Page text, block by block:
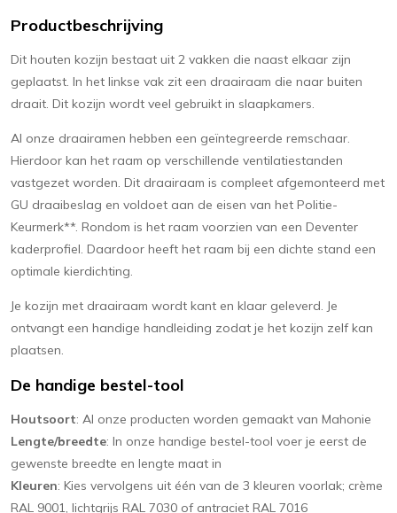
Productbeschrijving
Dit houten kozijn bestaat uit 2 vakken die naast elkaar zijn
geplaatst. In het linkse vak zit een draairaam die naar buiten
draait. Dit kozijn wordt veel gebruikt in slaapkamers.
Al onze draairamen hebben een geïntegreerde remschaar.
Hierdoor kan het raam op verschillende ventilatiestanden
vastgezet worden. Dit draairaam is compleet afgemonteerd met
GU draaibeslag en voldoet aan de eisen van het Politie-
Keurmerk**. Rondom is het raam voorzien van een Deventer
kaderprofiel. Daardoor heeft het raam bij een dichte stand een
optimale kierdichting.
Je kozijn met draairaam wordt kant en klaar geleverd. Je
ontvangt een handige handleiding zodat je het kozijn zelf kan
plaatsen.
De handige bestel-tool
Houtsoort: Al onze producten worden gemaakt van Mahonie
Lengte/breedte: In onze handige bestel-tool voer je eerst de
gewenste breedte en lengte maat in
Kleuren: Kies vervolgens uit één van de 3 kleuren voorlak; crème
RAL 9001, lichtgrijs RAL 7030 of antraciet RAL 7016